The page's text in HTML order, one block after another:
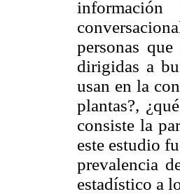
personas
dirigidas a
usan en la
plantas?,
consiste la
este estudio
prevalencia
estadístico a